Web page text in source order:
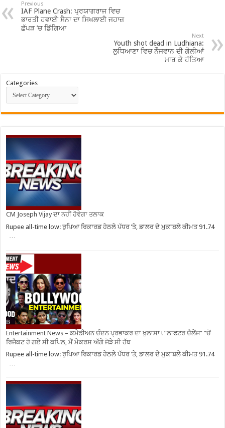
Previous
IAF Plane Crash: ਪ੍ਰਯਾਗਰਾਜ ਵਿਚ
ਭਾਰਤੀ ਹਵਾਈ ਸੈਨਾ ਦਾ ਸਿਖਲਾਈ ਜਹਾਜ਼
ਛੱਪੜ ’ਚ ਡਿੱਗਿਆ
Next
Youth shot dead in Ludhiana:
ਲੁਧਿਆਣਾ ਵਿਚ ਨੌਜਵਾਨ ਦੀ ਗੋਲੀਆਂ
ਮਾਰ ਕੇ ਹੱਤਿਆ
Categories
CM Joseph Vijay ਦਾ ਨਹੀਂ ਹੋਵੇਗਾ ਤਲਾਕ
Rupee all-time low: ਰੁਪਿਆ ਰਿਕਾਰਡ ਹੇਠਲੇ ਪੱਧਰ ’ਤੇ, ਡਾਲਰ ਦੇ ਮੁਕਾਬਲੇ ਕੀਮਤ 91.74
Entertainment News – ਕਮੇਡੀਅਨ ਚੰਦਨ ਪ੍ਰਭਾਕਰ ਦਾ ਖੁਲਾਸਾ ! ”ਲਾਫਟਰ ਚੈਲੇਂਜ” ”ਚੋਂ
ਰਿਜੈਕਟ ਹੋ ਗਏ ਸੀ ਕਪਿਲ, ਮੈਂ ਮੇਕਰਸ ਅੱਗੇ ਜੋੜੇ ਸੀ ਹੱਥ
Rupee all-time low: ਰੁਪਿਆ ਰਿਕਾਰਡ ਹੇਠਲੇ ਪੱਧਰ ’ਤੇ, ਡਾਲਰ ਦੇ ਮੁਕਾਬਲੇ ਕੀਮਤ 91.74
…